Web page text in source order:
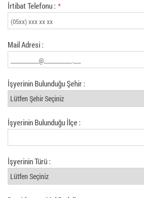
İrtibat Telefonu : *
Mail Adresi :
İşyerinin Bulunduğu Şehir :
İşyerinin Bulunduğu İlçe :
İşyerinin Türü :